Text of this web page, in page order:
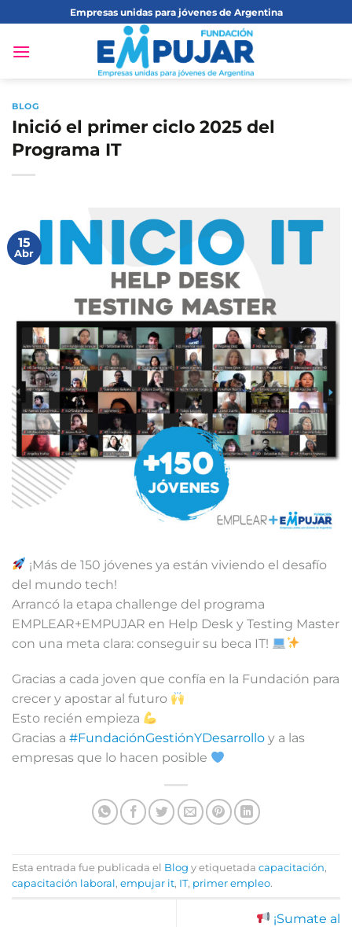
al
contenido
Empresas unidas para jóvenes de Argentina
BLOG
Inició el primer ciclo 2025 del
Programa IT
15
Abr
¡Más de 150 jóvenes ya están viviendo el desafío
del mundo tech!
Arrancó la etapa challenge del programa
EMPLEAR+EMPUJAR en Help Desk y Testing Master
con una meta clara: conseguir su beca IT!
Gracias a cada joven que confía en la Fundación para
crecer y apostar al futuro
Esto recién empieza
Gracias a #FundaciónGestiónYDesarrollo y a las
empresas que lo hacen posible
Esta entrada fue publicada el Blog y etiquetada capacitación,
capacitación laboral, empujar it, IT, primer empleo.
¡Sumate al